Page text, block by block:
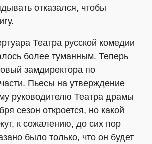
отказался, чтобы
Театра русской комедии
более туманным. Теперь
замдиректора по
Пьесы на утверждение
руководителю Театра драмы
сезон откроется, но какой
к сожалению, до сих пор
было только, что он будет